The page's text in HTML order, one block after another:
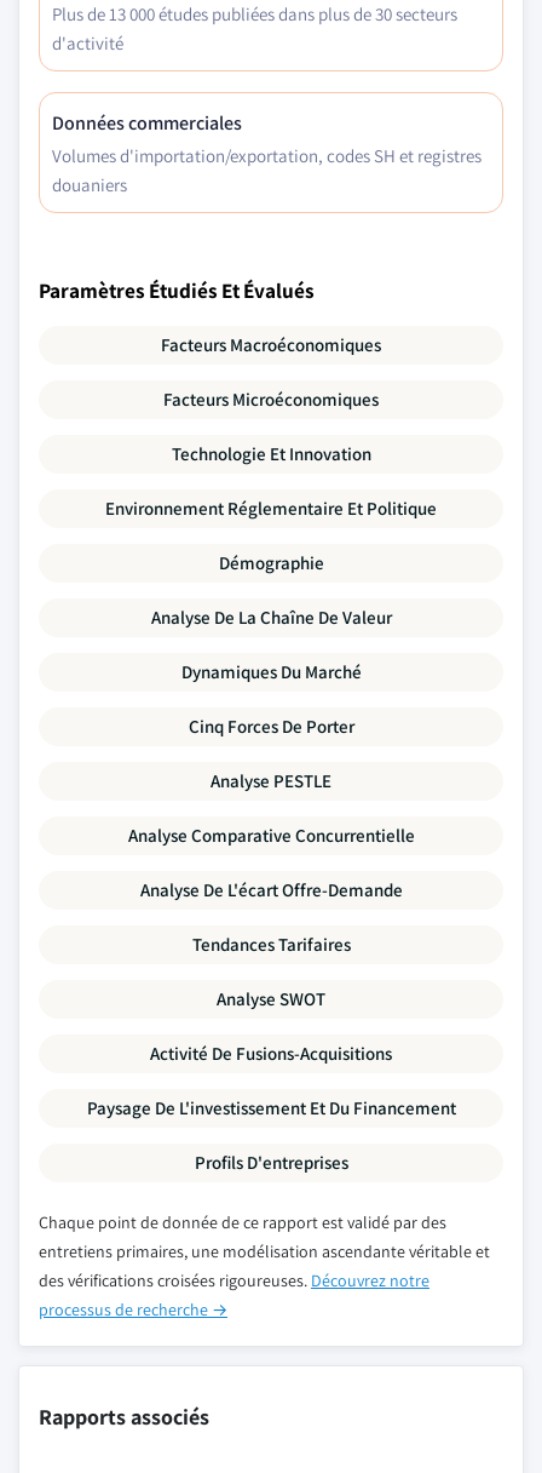
Plus de 13 000 études publiées dans plus de 30 secteurs
d'activité
Données commerciales
Volumes d'importation/exportation, codes SH et registres
douaniers
Paramètres Étudiés Et Évalués
Facteurs Macroéconomiques
Facteurs Microéconomiques
Technologie Et Innovation
Environnement Réglementaire Et Politique
Démographie
Analyse De La Chaîne De Valeur
Dynamiques Du Marché
Cinq Forces De Porter
Analyse PESTLE
Analyse Comparative Concurrentielle
Analyse De L'écart Offre-Demande
Tendances Tarifaires
Analyse SWOT
Activité De Fusions-Acquisitions
Paysage De L'investissement Et Du Financement
Profils D'entreprises
Chaque point de donnée de ce rapport est validé par des
entretiens primaires, une modélisation ascendante véritable et
des vérifications croisées rigoureuses. Découvrez notre
processus de recherche →
Rapports associés